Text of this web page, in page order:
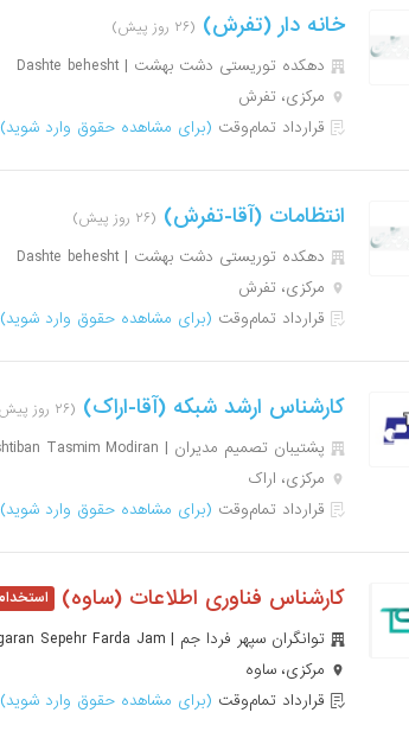
خانه دار (تفرش) (۲۶ روز پیش)
دهکده توریستی دشت بهشت | Dashte behesht
مرکزی، تفرش
قرارداد تمام‌وقت (برای مشاهده حقوق وارد شوید)
انتظامات (آقا-تفرش) (۲۶ روز پیش)
دهکده توریستی دشت بهشت | Dashte behesht
مرکزی، تفرش
قرارداد تمام‌وقت (برای مشاهده حقوق وارد شوید)
کارشناس ارشد شبکه (آقا-اراک) (۲۶ روز پیش)
پشتیبان تصمیم مدیران | Poshtiban Tasmim Modiran
مرکزی، اراک
قرارداد تمام‌وقت (برای مشاهده حقوق وارد شوید)
کارشناس فناوری اطلاعات (ساوه)
توانگران سپهر فردا جم | Tavangaran Sepehr Farda Jam
مرکزی، ساوه
قرارداد تمام‌وقت (برای مشاهده حقوق وارد شوید)